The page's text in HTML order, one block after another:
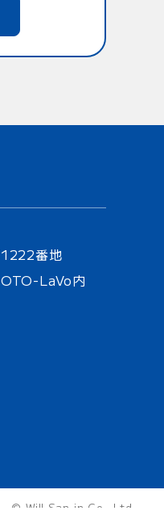
1222番地
OTO-LaVo内
© Will San-in Co., Ltd.